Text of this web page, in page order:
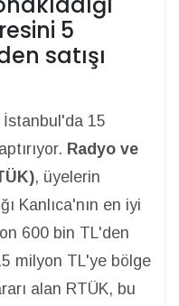
5
satışı
15
Radyo ve
, üyelerin
Kanlıca'nın en iyi
600 bin TL'den
milyon TL'ye bölge
alan RTÜK, bu